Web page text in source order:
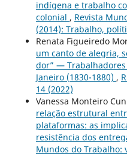
indígena e trabalho
colonial , Revista
(2014): Trabalho,
Renata Figueiredo
um canto de alegria,
dor” — Trabalhadores
Janeiro (1830-1880) ,
14 (2022)
Vanessa Monteiro
relação estrutural
plataformas: as
resistência dos
Mundos do Trabalho: